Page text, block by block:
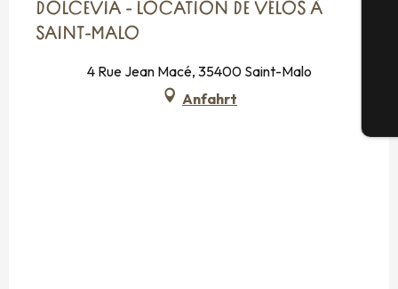
DOLCEVIA - LOCATION DE VÉLOS À
SAINT-MALO
4 Rue Jean Macé, 35400 Saint-Malo
Anfahrt